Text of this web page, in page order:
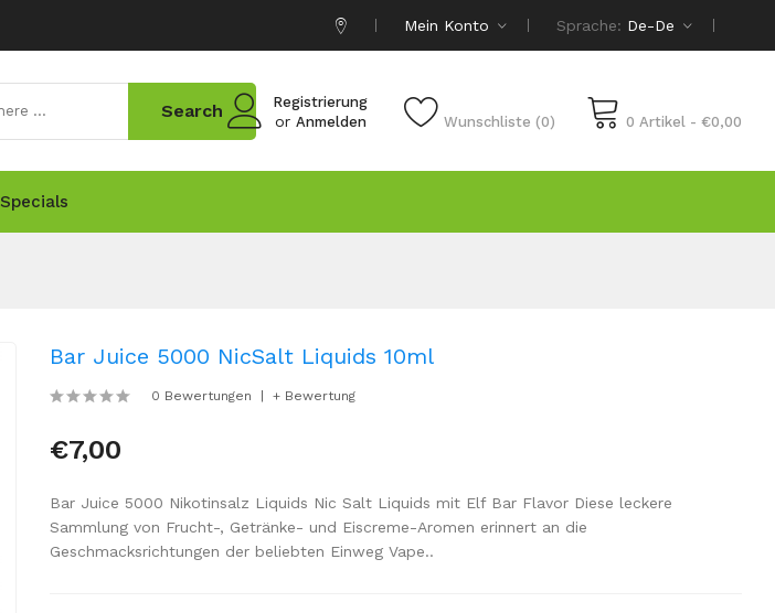
Mein Konto Sprache: De-De
Registrierung
or Anmelden Wunschliste (0) 0 Artikel - €0,00
Search
Specials
Bar Juice 5000 NicSalt Liquids 10ml
0 Bewertungen + Bewertung
€7,00
Bar Juice 5000 Nikotinsalz Liquids Nic Salt Liquids mit Elf Bar Flavor Diese leckere
Sammlung von Frucht-, Getränke- und Eiscreme-Aromen erinnert an die
Geschmacksrichtungen der beliebten Einweg Vape..